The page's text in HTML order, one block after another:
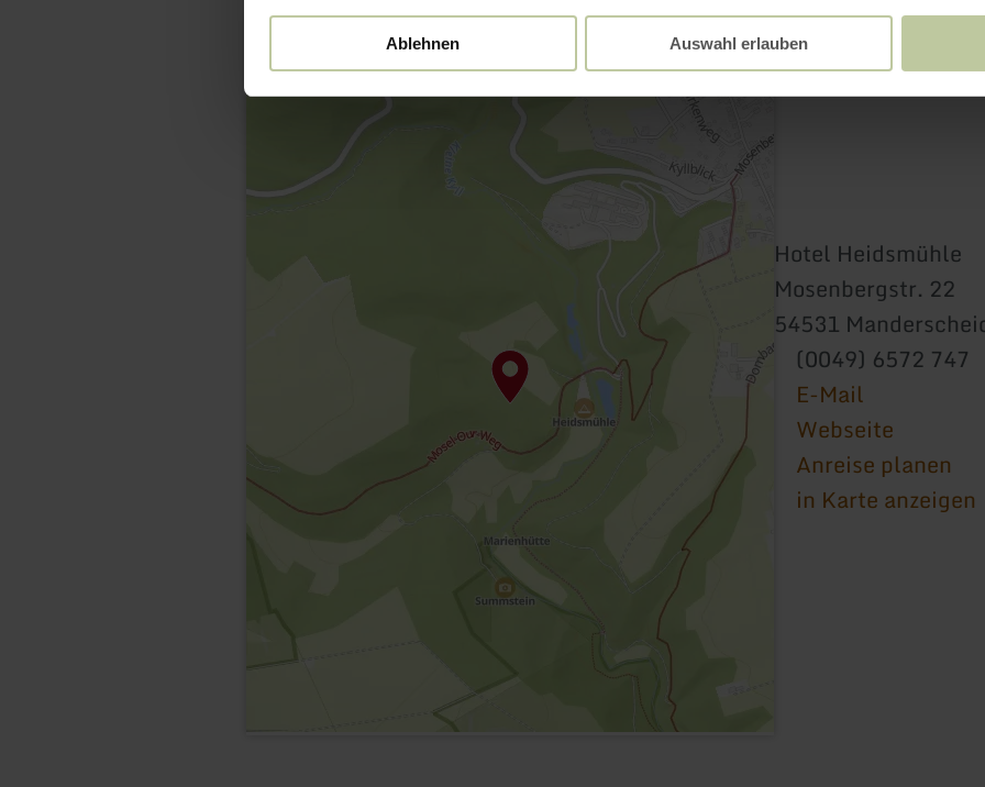
Ablehnen Auswahl erlauben
Hotel Heidsmühle
Mosenbergstr. 22
54531
(0049) 6572 747
E-Mail
Webseite
Anreise planen
in Karte anzeigen